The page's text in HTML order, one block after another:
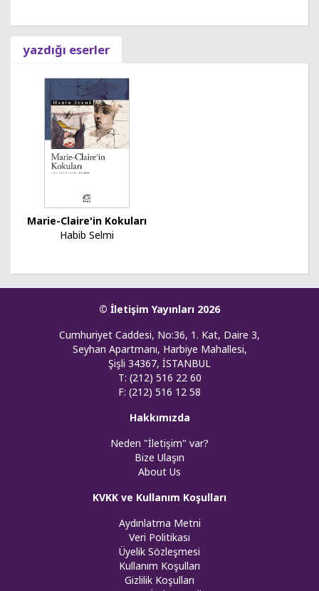
yazdığı eserler
Marie-Claire'in Kokuları
Habib Selmi
© İletişim Yayınları 2026
Cumhuriyet Caddesi, No:36, 1. Kat, Daire 3,
Seyhan Apartmanı, Harbiye Mahallesi,
Şişli 34367, İSTANBUL
T: (212) 516 22 60
F: (212) 516 12 58
Hakkımızda
Neden "İletişim" var?
Bize Ulaşın
About Us
KVKK ve Kullanım Koşulları
Aydınlatma Metni
Veri Politikası
Üyelik Sözleşmesi
Kullanım Koşulları
Gizlilik Koşulları